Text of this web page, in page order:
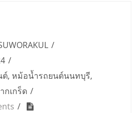
ต์, หม้อน้ำรถยนต์นนทบุรี,
กเกร็ด